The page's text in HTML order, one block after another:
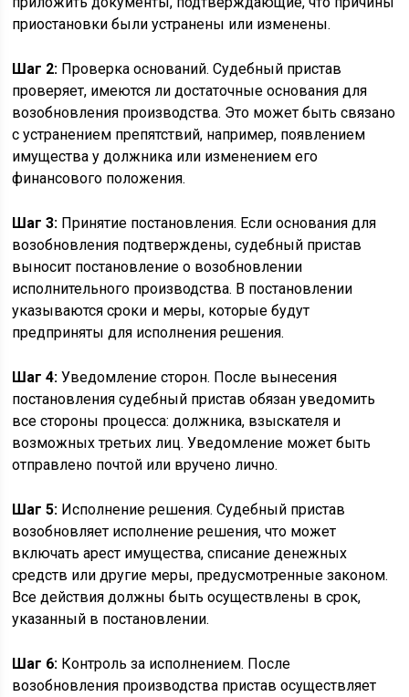
приостановки были устранены или изменены.
Шаг 2: Проверка оснований. Судебный пристав
проверяет, имеются ли достаточные основания для
возобновления производства. Это может быть связано
с устранением препятствий, например, появлением
имущества у должника или изменением его
финансового положения.
Шаг 3: Принятие постановления. Если основания для
возобновления подтверждены, судебный пристав
выносит постановление о возобновлении
исполнительного производства. В постановлении
указываются сроки и меры, которые будут
предприняты для исполнения решения.
Шаг 4: Уведомление сторон. После вынесения
постановления судебный пристав обязан уведомить
все стороны процесса: должника, взыскателя и
возможных третьих лиц. Уведомление может быть
отправлено почтой или вручено лично.
Шаг 5: Исполнение решения. Судебный пристав
возобновляет исполнение решения, что может
включать арест имущества, списание денежных
средств или другие меры, предусмотренные законом.
Все действия должны быть осуществлены в срок,
указанный в постановлении.
Шаг 6: Контроль за исполнением. После
возобновления производства пристав осуществляет